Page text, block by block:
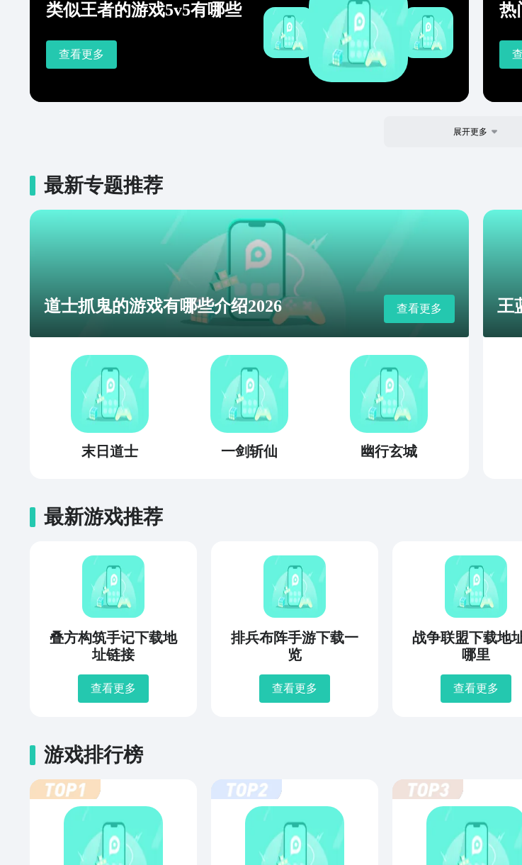
类似王者的游戏5v5有哪些
查看更多
热
展开更多
最新专题推荐
道士抓鬼的游戏有哪些介绍2026 查看更多
末日道士 一剑斩仙 幽行玄城
王
最新游戏推荐
叠方构筑手记下载地
址链接
查看更多
排兵布阵手游下载一
览
查看更多
战争联盟下载地
哪里
查看更多
游戏排行榜